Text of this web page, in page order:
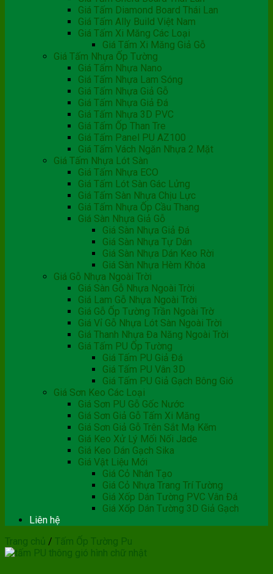
Giá Tấm Diamond Board Thái Lan
Giá Tấm Ally Build Việt Nam
Giá Tấm Xi Măng Các Loại
Giá Tấm Xi Măng Giả Gỗ
Giá Tấm Nhựa Ốp Tường
Giá Tấm Nhựa Nano
Giá Tấm Nhựa Lam Sóng
Giá Tấm Nhựa Giả Gỗ
Giá Tấm Nhựa Giả Đá
Giá Tấm Nhựa 3D PVC
Giá Tấm Ốp Than Tre
Giá Tấm Panel PU AZ100
Giá Tấm Vách Ngăn Nhựa 2 Mặt
Giá Tấm Nhựa Lót Sàn
Giá Tấm Nhựa ECO
Giá Tấm Lót Sàn Gác Lửng
Giá Tấm Sàn Nhựa Chịu Lực
Giá Tấm Nhựa Ốp Cầu Thang
Giá Sàn Nhựa Giả Gỗ
Giá Sàn Nhựa Giả Đá
Giá Sàn Nhựa Tự Dán
Giá Sàn Nhựa Dán Keo Rời
Giá Sàn Nhựa Hèm Khóa
Giá Gỗ Nhựa Ngoài Trời
Giá Sàn Gỗ Nhựa Ngoài Trời
Giá Lam Gỗ Nhựa Ngoài Trời
Giá Gỗ Ốp Tường Trần Ngoài Trờ
Giá Vỉ Gỗ Nhựa Lót Sàn Ngoài Trời
Giá Thanh Nhựa Đa Năng Ngoài Trời
Giá Tấm PU Ốp Tường
Giá Tấm PU Giả Đá
Giá Tấm PU Vân 3D
Giá Tấm PU Giả Gạch Bông Gió
Giá Sơn Keo Các Loại
Giá Sơn PU Gỗ Gốc Nước
Giá Sơn Giả Gỗ Tấm Xi Măng
Giá Sơn Giả Gỗ Trên Sắt Mạ Kẽm
Giá Keo Xử Lý Mối Nối Jade
Giá Keo Dán Gạch Sika
Giá Vật Liệu Mới
Giá Cỏ Nhân Tạo
Giá Cỏ Nhựa Trang Trí Tường
Giá Xốp Dán Tường PVC Vân Đá
Giá Xốp Dán Tường 3D Giả Gạch
Liên hệ
Trang chủ / Tấm Ốp Tường Pu